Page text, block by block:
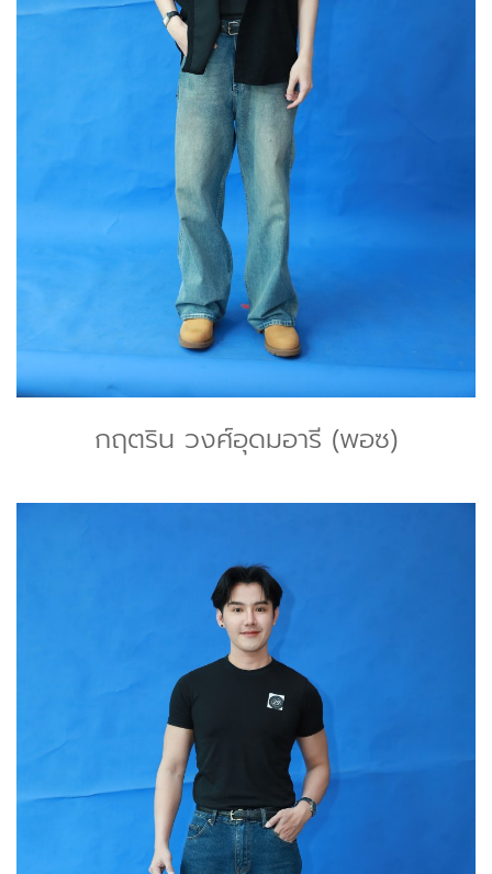
กฤตริน วงศ์อุดมอารี (พอซ)